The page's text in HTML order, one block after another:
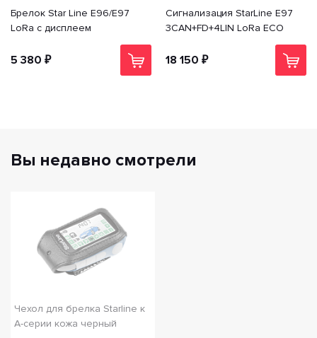
Брелок Star Line E96/E97
LoRa с дисплеем
5 380 ₽
Сигнализация StarLine E97
3CAN+FD+4LIN LoRa ECO
18 150 ₽
Вы недавно смотрели
Чехол для брелка Starline к
А-серии кожа черный